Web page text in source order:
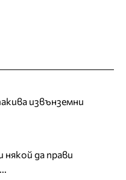
извънземни
някой да прави